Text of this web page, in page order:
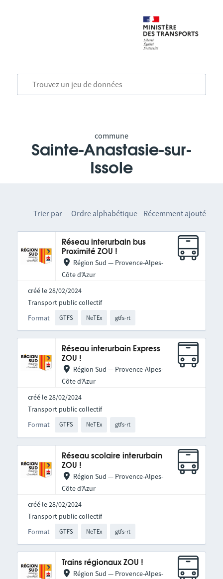
commune
Sainte-Anastasie-sur-
Issole
Trier par Ordre alphabétique Récemment ajouté
Réseau interurbain bus
Proximité ZOU !
Région Sud — Provence-Alpes-
Côte d’Azur
créé le 28/02/2024
Format GTFS NeTEx gtfs-rt
Transport public collectif
Réseau interurbain Express
ZOU !
Région Sud — Provence-Alpes-
Côte d’Azur
créé le 28/02/2024
Format GTFS NeTEx gtfs-rt
Transport public collectif
Réseau scolaire interurbain
ZOU !
Région Sud — Provence-Alpes-
Côte d’Azur
créé le 28/02/2024
Format GTFS NeTEx gtfs-rt
Transport public collectif
Trains régionaux ZOU !
Région Sud — Provence-Alpes-